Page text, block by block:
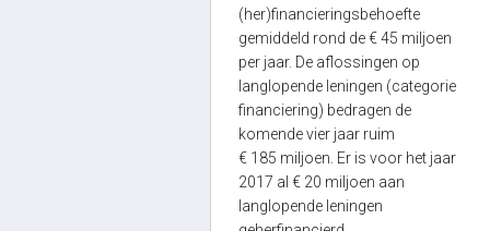
(her)financieringsbehoefte
gemiddeld rond de € 45 miljoen
per jaar. De aflossingen op
langlopende leningen (categorie
financiering) bedragen de
komende vier jaar ruim
€ 185 miljoen. Er is voor het jaar
2017 al € 20 miljoen aan
langlopende leningen